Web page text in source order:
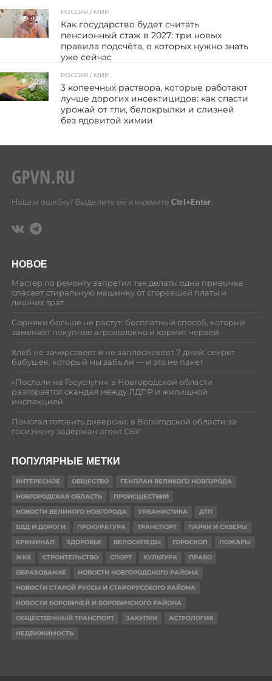
138
РОССИЯ / МИР
Как государство будет считать
пенсионный стаж в 2027: три новых
правила подсчёта, о которых нужно знать
уже сейчас
109
РОССИЯ / МИР
3 копеечных раствора, которые работают
лучше дорогих инсектицидов: как спасти
урожай от тли, белокрылки и слизней
без ядовитой химии
Нашли ошибку? Выделите её и нажмите Ctrl+Enter.
НОВОЕ
Мастер по ремонту запретил так делать: одна привычка
спасает стиральную машинку от сгоревшей платы и
лишних трат
Сорняки больше не растут: бесплатный способ, который
заменяет покупное агроволокно и кормит червей
Хлеб не зачерствеет и не заплесневеет 7 дней: секрет
бабушек, который мы забыли — и это не пакет
«Послали на Госуслуги»: в Новгородской области
разгорается скандал между ЛДПР и жилищной
инспекцией
Помогал готовить диверсии: в Вологодской области за
госизмену задержан агент СБУ
ПОПУЛЯРНЫЕ МЕТКИ
ИНТЕРЕСНОЕ ОБЩЕСТВО
ГЕНПЛАН ВЕЛИКОГО НОВГОРОДА
НОВГОРОДСКАЯ ОБЛАСТЬ
ПРОИСШЕСТВИЯ
НОВОСТИ ВЕЛИКОГО НОВГОРОДА
УРБАНИСТИКА
ДТП
БДД И ДОРОГИ
ПРОКУРАТУРА ТРАНСПОРТ
ПАРКИ И СКВЕРЫ
КРИМИНАЛ
ЗДОРОВЬЕ ВЕЛОСИПЕДЫ ГОРОСКОП
ПОЖАРЫ
ЖКХ
СТРОИТЕЛЬСТВО СПОРТ КУЛЬТУРА
ПРАВО
ОБРАЗОВАНИЕ
НОВОСТИ НОВГОРОДСКОГО РАЙОНА
НОВОСТИ СТАРОЙ РУССЫ И СТАРОРУССКОГО РАЙОНА
НОВОСТИ БОРОВИЧЕЙ И БОРОВИЧСКОГО РАЙОНА
ОБЩЕСТВЕННЫЙ ТРАНСПОРТ
ЗАКУПКИ
АСТРОЛОГИЯ
НЕДВИЖИМОСТЬ